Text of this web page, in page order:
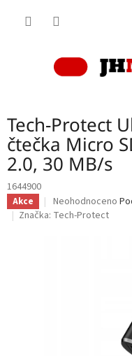
Tech-Protect
čtečka Micro
2.0, 30 MB/s
1644900
Akce
Průměrné
hodnocení
Neohodnoceno
Značka: Tech-Protect